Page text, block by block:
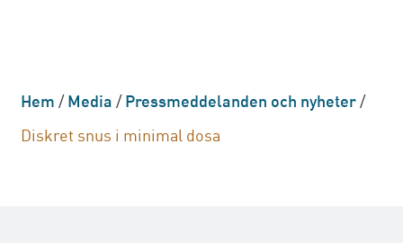
Hem/Media/Pressmeddelanden och nyheter/
Diskret snus i minimal dosa